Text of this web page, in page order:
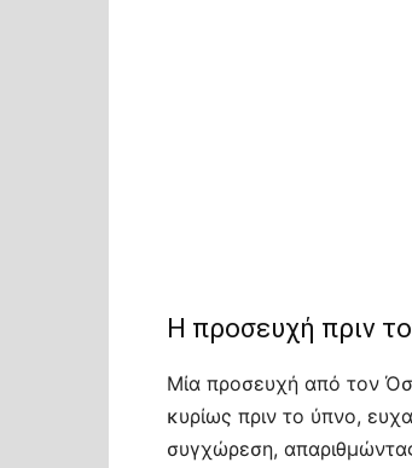
Η προσευχή πριν
Μία προσευχή από τον
κυρίως πριν το ύπνο,
συγχώρεση,